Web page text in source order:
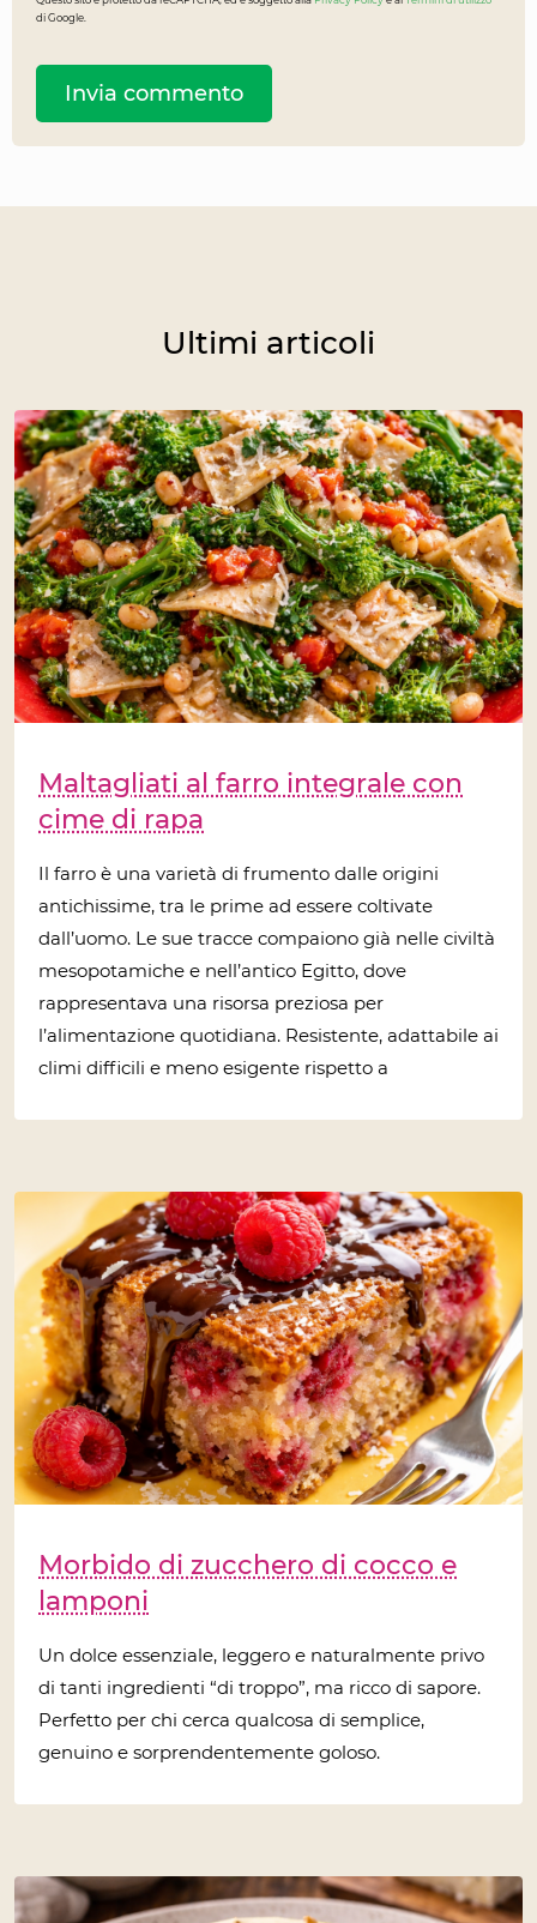
di Google.
Ultimi articoli
Maltagliati al farro integrale con
cime di rapa
Il farro è una varietà di frumento dalle origini
antichissime, tra le prime ad essere coltivate
dall’uomo. Le sue tracce compaiono già nelle civiltà
mesopotamiche e nell’antico Egitto, dove
rappresentava una risorsa preziosa per
l’alimentazione quotidiana. Resistente, adattabile ai
climi difficili e meno esigente rispetto a
Morbido di zucchero di cocco e
lamponi
Un dolce essenziale, leggero e naturalmente privo
di tanti ingredienti “di troppo”, ma ricco di sapore.
Perfetto per chi cerca qualcosa di semplice,
genuino e sorprendentemente goloso.